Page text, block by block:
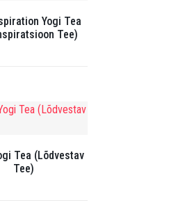
Yogi Tea
Tee)
Tea (Lõdvestav
Tee)